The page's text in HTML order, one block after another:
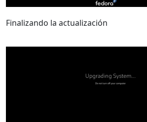
Finalizando la actualización